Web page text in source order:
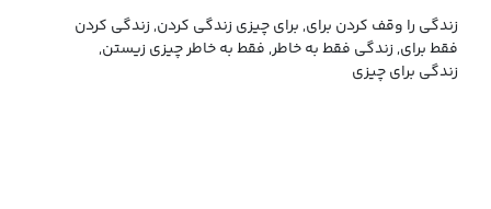
زندگی را وقف کردن برای, برای چیزی زندگی کردن, زندگی کردن
فقط برای, زندگی فقط به خاطر, فقط به خاطر چیزی زیستن,
زندگی برای چیزی